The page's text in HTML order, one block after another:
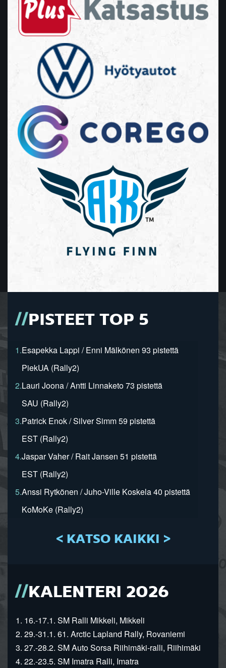
PISTEET TOP 5
1.Esapekka Lappi / Enni Mälkönen 93 pistettä
PiekUA (Rally2)
2.Lauri Joona / Antti Linnaketo 73 pistettä
SAU (Rally2)
3.Patrick Enok / Silver Simm 59 pistettä
EST (Rally2)
4.Jaspar Vaher / Rait Jansen 51 pistettä
EST (Rally2)
5.Anssi Rytkönen / Juho-Ville Koskela 40 pistettä
KoMoKe (Rally2)
< KATSO KAIKKI >
KALENTERI 2026
1. 16.-17.1. SM Ralli Mikkeli, Mikkeli
2. 29.-31.1. 61. Arctic Lapland Rally, Rovaniemi
3. 27.-28.2. SM Auto Sorsa Riihimäki-ralli, Riihimäki
4. 22.-23.5. SM Imatra Ralli, Imatra